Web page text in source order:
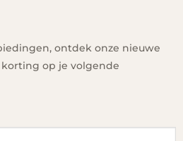
ontdek onze nieuwe
korting op je volgende